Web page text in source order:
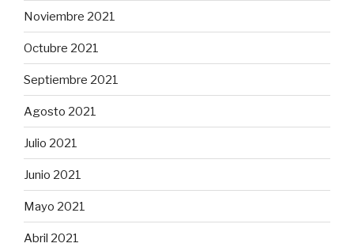
Noviembre 2021
Octubre 2021
Septiembre 2021
Agosto 2021
Julio 2021
Junio 2021
Mayo 2021
Abril 2021